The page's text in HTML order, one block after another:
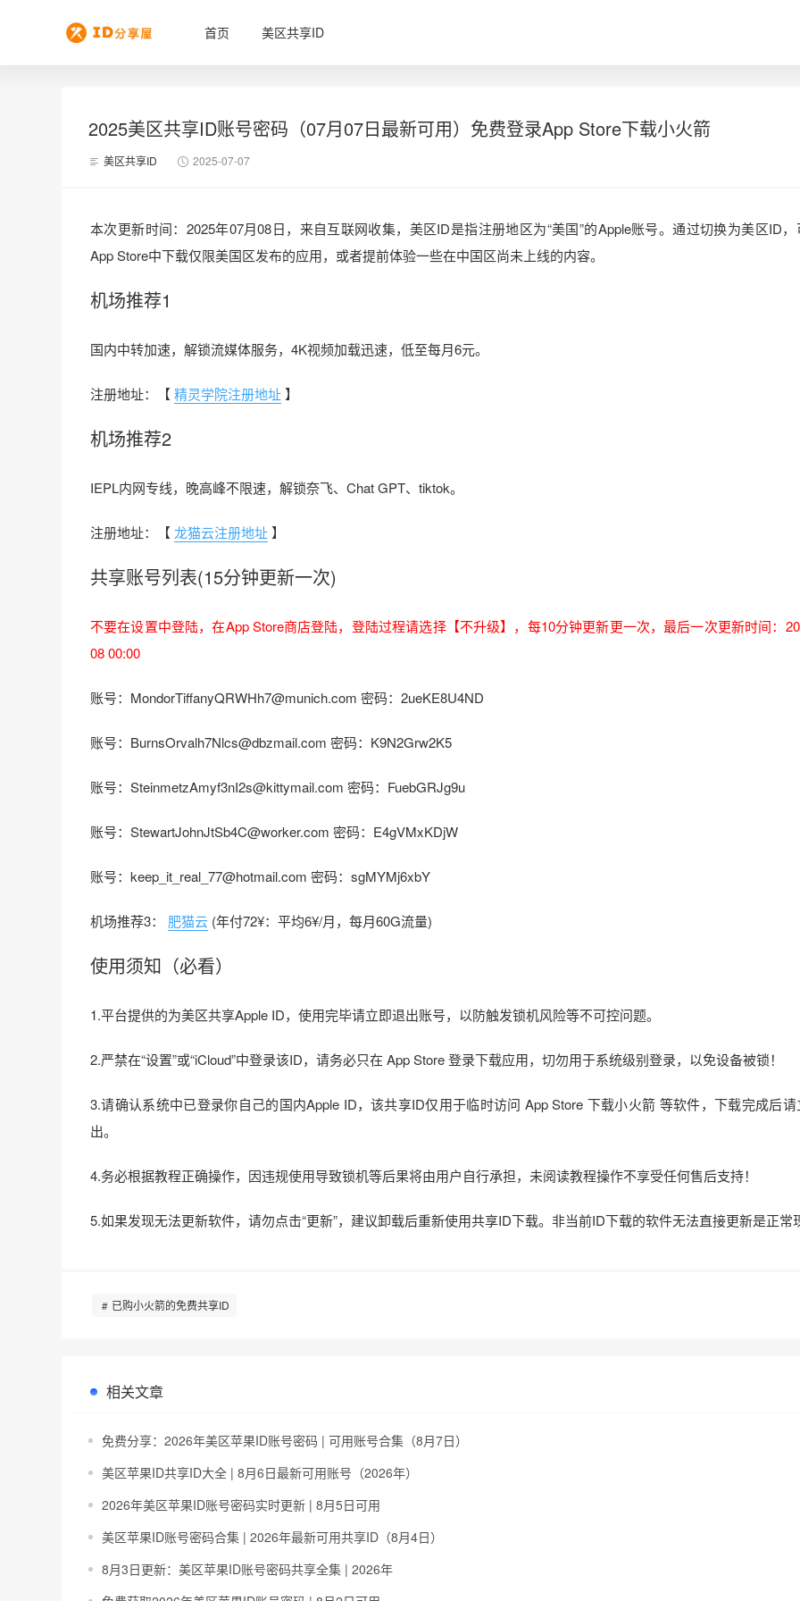
首页 美区共享ID
2025美区共享ID账号密码（07月07日最新可用）免费登录App Store下载小火箭
美区共享ID 2025-07-07
本次更新时间：2025年07月08日，来自互联网收集，美区ID是指注册地区为“美国”的Apple账号。通过切换为美区ID
App Store中下载仅限美国区发布的应用，或者提前体验一些在中国区尚未上线的内容。
机场推荐1
国内中转加速，解锁流媒体服务，4K视频加载迅速，低至每月6元。
注册地址：【精灵学院注册地址】
机场推荐2
IEPL内网专线，晚高峰不限速，解锁奈飞、Chat GPT、tiktok。
注册地址：【龙猫云注册地址】
共享账号列表(15分钟更新一次)
不要在设置中登陆，在App Store商店登陆，登陆过程请选择【不升级】，每10分钟更新更一次，最后一次更新时间：
08 00:00
账号：MondorTiffanyQRWHh7@munich.com 密码：2ueKE8U4ND
账号：BurnsOrvalh7Nlcs@dbzmail.com 密码：K9N2Grw2K5
账号：SteinmetzAmyf3nI2s@kittymail.com 密码：FuebGRJg9u
账号：StewartJohnJtSb4C@worker.com 密码：E4gVMxKDjW
账号：keep_it_real_77@hotmail.com 密码：sgMYMj6xbY
机场推荐3： 肥猫云 (年付72¥：平均6¥/月，每月60G流量)
使用须知（必看）
1.平台提供的为美区共享Apple ID，使用完毕请立即退出账号，以防触发锁机风险等不可控问题。
2.严禁在“设置”或“iCloud”中登录该ID，请务必只在 App Store 登录下载应用，切勿用于系统级别登录，以免设备被锁！
3.请确认系统中已登录你自己的国内Apple ID，该共享ID仅用于临时访问 App Store 下载小火箭 等软件，下载完成后
出。
4.务必根据教程正确操作，因违规使用导致锁机等后果将由用户自行承担，未阅读教程操作不享受任何售后支持！
5.如果发现无法更新软件，请勿点击“更新”，建议卸载后重新使用共享ID下载。非当前ID下载的软件无法直接更新是正常
已购小火箭的免费共享ID
相关文章
免费分享：2026年美区苹果ID账号密码 | 可用账号合集（8月7日）
美区苹果ID共享ID大全 | 8月6日最新可用账号（2026年）
2026年美区苹果ID账号密码实时更新 | 8月5日可用
美区苹果ID账号密码合集 | 2026年最新可用共享ID（8月4日）
8月3日更新：美区苹果ID账号密码共享全集 | 2026年